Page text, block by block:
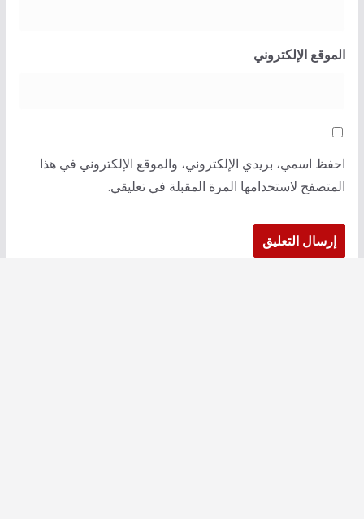
الموقع الإلكتروني
احفظ اسمي، بريدي الإلكتروني، والموقع الإلكتروني في هذا
المتصفح لاستخدامها المرة المقبلة في تعليقي.